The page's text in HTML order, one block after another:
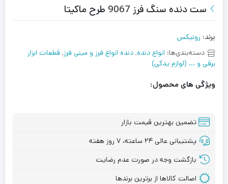
ست دنده سنگ فرز 9067 طرح ماکیتا
برند: رونیکس
دسته‌بندی‌ها: انواع دنده, دنده انواع فرز و مینی فرز, قطعات ابزار
برقی و ... (لوازم یدکی)
ویژگی های محصول:
تضمین بهترین قیمت بازار
پشتیبانی عالی ۲۴ ساعته، ۷ روز هفته
بازگشت وجه در صورت عدم رضایت
اصالت کالاها از برترین برندها